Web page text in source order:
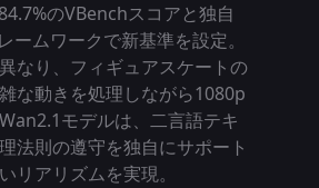
のVBenchスコアと独自
ームワークで新基準を設定。
なり、フィギュアスケートの
な動きを処理しながら1080p
モデルは、二言語テキ
法則の遵守を独自にサポート
リアリズムを実現。